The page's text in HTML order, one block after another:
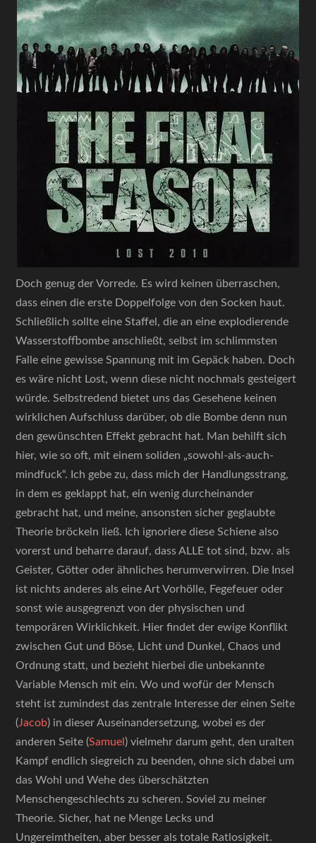
Doch genug der Vorrede. Es wird keinen überraschen,
dass einen die erste Doppelfolge von den Socken haut.
Schließlich sollte eine Staffel, die an eine explodierende
Wasserstoffbombe anschließt, selbst im schlimmsten
Falle eine gewisse Spannung mit im Gepäck haben. Doch
es wäre nicht Lost, wenn diese nicht nochmals gesteigert
würde. Selbstredend bietet uns das Gesehene keinen
wirklichen Aufschluss darüber, ob die Bombe denn nun
den gewünschten Effekt gebracht hat. Man behilft sich
hier, wie so oft, mit einem soliden „sowohl-als-auch-
mindfuck“. Ich gebe zu, dass mich der Handlungsstrang,
in dem es geklappt hat, ein wenig durcheinander
gebracht hat, und meine, ansonsten sicher geglaubte
Theorie bröckeln ließ. Ich ignoriere diese Schiene also
vorerst und beharre darauf, dass ALLE tot sind, bzw. als
Geister, Götter oder ähnliches herumverwirren. Die Insel
ist nichts anderes als eine Art Vorhölle, Fegefeuer oder
sonst wie ausgegrenzt von der physischen und
temporären Wirklichkeit. Hier findet der ewige Konflikt
zwischen Gut und Böse, Licht und Dunkel, Chaos und
Ordnung statt, und bezieht hierbei die unbekannte
Variable Mensch mit ein. Wo und wofür der Mensch
steht ist zumindest das zentrale Interesse der einen Seite
(Jacob) in dieser Auseinandersetzung, wobei es der
anderen Seite (Samuel ) vielmehr darum geht, den uralten
Kampf endlich siegreich zu beenden, ohne sich dabei um
das Wohl und Wehe des überschätzten
Menschengeschlechts zu scheren. Soviel zu meiner
Theorie. Sicher, hat ne Menge Lecks und
Ungereimtheiten, aber besser als totale Ratlosigkeit.